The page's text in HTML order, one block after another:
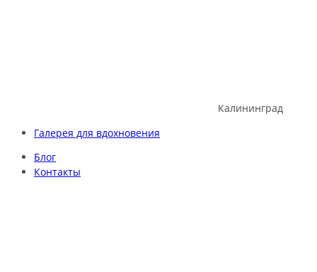
Калининград
Галерея для вдохновения
Блог
Контакты